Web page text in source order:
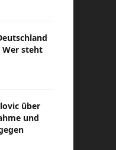
Wer steht
über
und